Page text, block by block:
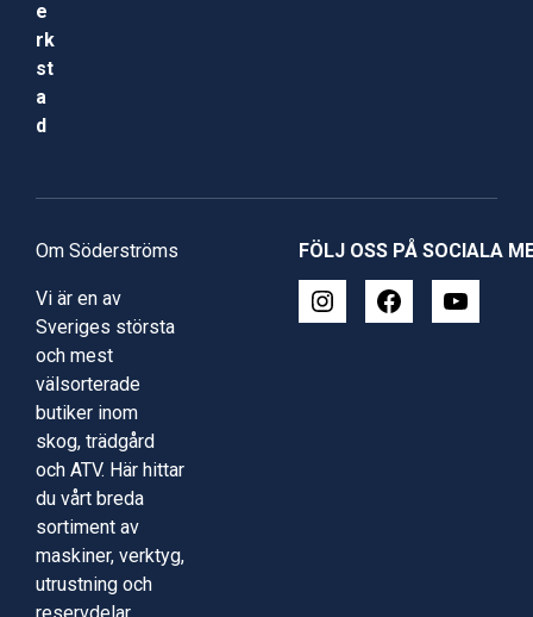
e
rk
st
a
d
Om Söderströms
Vi är en av
Sveriges största
och mest
välsorterade
butiker inom
skog, trädgård
och ATV. Här hittar
du vårt breda
sortiment av
maskiner, verktyg,
utrustning och
FÖLJ OSS PÅ SOCIALA